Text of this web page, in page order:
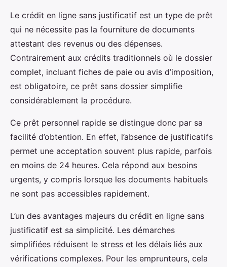
Le crédit en ligne sans justificatif est un type de prêt
qui ne nécessite pas la fourniture de documents
attestant des revenus ou des dépenses.
Contrairement aux crédits traditionnels où le dossier
complet, incluant fiches de paie ou avis d’imposition,
est obligatoire, ce prêt sans dossier simplifie
considérablement la procédure.
Ce prêt personnel rapide se distingue donc par sa
facilité d’obtention. En effet, l’absence de justificatifs
permet une acceptation souvent plus rapide, parfois
en moins de 24 heures. Cela répond aux besoins
urgents, y compris lorsque les documents habituels
ne sont pas accessibles rapidement.
L’un des avantages majeurs du crédit en ligne sans
justificatif est sa simplicité. Les démarches
simplifiées réduisent le stress et les délais liés aux
vérifications complexes. Pour les emprunteurs, cela